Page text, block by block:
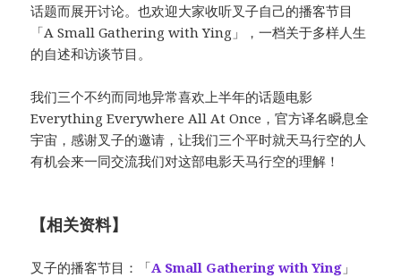
话题而展开讨论。也欢迎大家收听叉子自己的播客节目
「A Small Gathering with Ying」，一档关于多样人生
的自述和访谈节目。
我们三个不约而同地异常喜欢上半年的话题电影
Everything Everywhere All At Once，官方译名瞬息全
宇宙，感谢叉子的邀请，让我们三个平时就天马行空的人
有机会来一同交流我们对这部电影天马行空的理解！
【相关资料】
叉子的播客节目：「A Small Gathering with Ying 」